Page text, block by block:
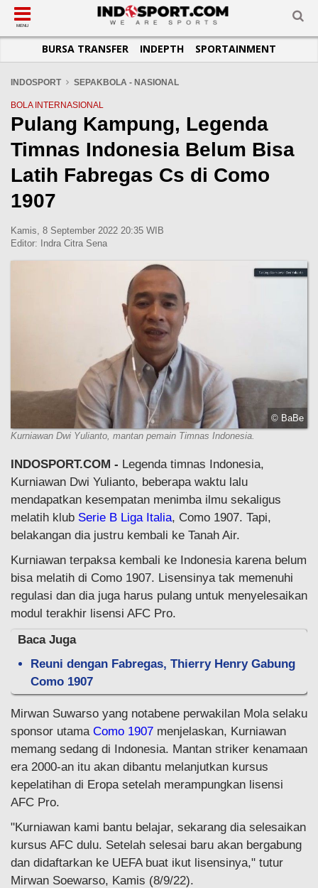
SUB-MENU
SEPAKBOLA
LIGA INGGRIS
LIGA ITALIA
LIGA SPANYOL
LIGA CHAMPIONS
LIGA PRANCIS
LIGA EUROPA
SUB-MENU
SPORTAINMENT
SUB-MENU
OTOMOTIF
OTOMANIA
SUB-MENU
BASKET
FUTSAL
OLIMPIK
E-SPORT
SUB-MENU
JADWAL
SUB-MENU
TOPIK HARI INI
INFOGRAFIS
GALERI FOTO
TEMPAT OLAHRAGA
PASUKAN SEHAT
MENU
BURSA TRANSFER INDEPTH SPORTAINMENT
INDOSPORT SEPAKBOLA - NASIONAL
BOLA INTERNASIONAL
Pulang Kampung, Legenda
Timnas Indonesia Belum Bisa
Latih Fabregas Cs di Como
1907
Kamis, 8 September 2022 20:35 WIB
Editor:
Indra Citra Sena
© BaBe
Kurniawan Dwi Yulianto, mantan pemain Timnas Indonesia.
INDOSPORT.COM - Legenda timnas Indonesia,
Kurniawan Dwi Yulianto, beberapa waktu lalu
mendapatkan kesempatan menimba ilmu sekaligus
melatih klub Serie B Liga Italia, Como 1907. Tapi,
belakangan dia justru kembali ke Tanah Air.
Kurniawan terpaksa kembali ke Indonesia karena belum
bisa melatih di Como 1907. Lisensinya tak memenuhi
regulasi dan dia juga harus pulang untuk menyelesaikan
modul terakhir lisensi AFC Pro.
Baca Juga
Reuni dengan Fabregas, Thierry Henry Gabung
Como 1907
Mirwan Suwarso yang notabene perwakilan Mola selaku
sponsor utama Como 1907 menjelaskan, Kurniawan
memang sedang di Indonesia. Mantan striker kenamaan
era 2000-an itu akan dibantu melanjutkan kursus
kepelatihan di Eropa setelah merampungkan lisensi
AFC Pro.
"Kurniawan kami bantu belajar, sekarang dia selesaikan
kursus AFC dulu. Setelah selesai baru akan bergabung
dan didaftarkan ke UEFA buat ikut lisensinya," tutur
Mirwan Soewarso, Kamis (8/9/22).